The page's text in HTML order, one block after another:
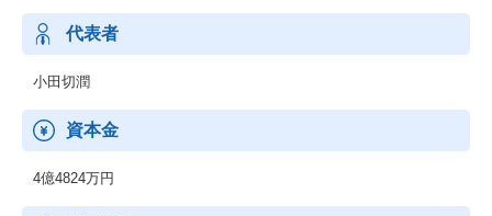
活躍のフィールドは国内だけではなく、海外へも積極的に展開
し、アジア全域の大型施設の開発にも多く携わっています。
世界各国でボーダーレスな価値を提供することこそが、私たち船
場グループの使命です。
これからも、クライアントの事業の成功、そして、その先にいる
生活者の暮らしを明るく豊かにすることで、社会全体の繁栄に貢
代表者
小田切潤
資本金
4億4824万円